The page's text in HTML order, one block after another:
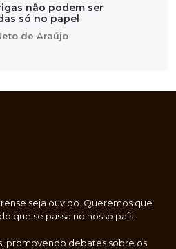
não podem ser
só no papel
de Araújo
seja ouvido. Queremos que
que se passa no nosso país.
promovendo debates sobre os